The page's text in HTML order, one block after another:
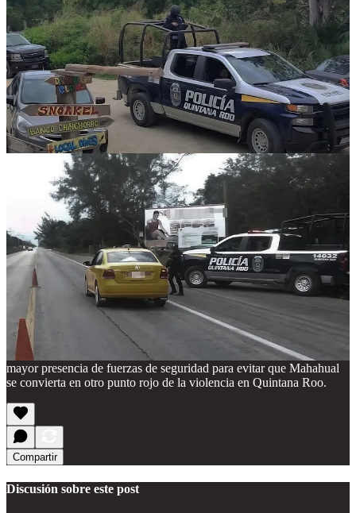
El silencio reina entre los habitantes: nadie quiere hablar
abiertamente. El temor a que el crimen organizado esté detrás del
acto es palpable, y muchos vinculan este suceso con la ola de
detenciones y enfrentamientos registrados en las últimas semanas en
la Costa Maya y la Zona Maya. La presencia de grupos delictivos
que disputan el control territorial en la región —incluyendo rutas de
trasiego y extorsión— ha mantenido en vilo a la comunidad.
Este incidente ocurre en un momento en que Mahahual intenta
consolidarse como destino turístico seguro, con cruceros y visitantes
internacionales llegando diariamente. Sin embargo, hechos como
este erosionan la percepción de tranquilidad y generan preocupación
entre empresarios y pobladores, quienes temen que la inseguridad
termine afectando la afluencia de turistas.
Hasta ahora, las autoridades estatales no han emitido un comunicado
oficial detallado sobre el caso, y la investigación se mantiene en
curso bajo reserva. La población local exige respuestas rápidas y
mayor presencia de fuerzas de seguridad para evitar que Mahahual
se convierta en otro punto rojo de la violencia en Quintana Roo.
Compartir
Discusión sobre este post